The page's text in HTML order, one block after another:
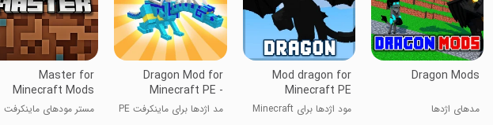
Dragon Mods
مدهای اژدها
Mod dragon for
Minecraft PE
مود اژدها برای Minecraft
Dragon Mod for
Minecraft PE -
مد اژدها برای ماینکرفت PE
Master for
Minecraft Mods
مستر مودهای ماینکرفت